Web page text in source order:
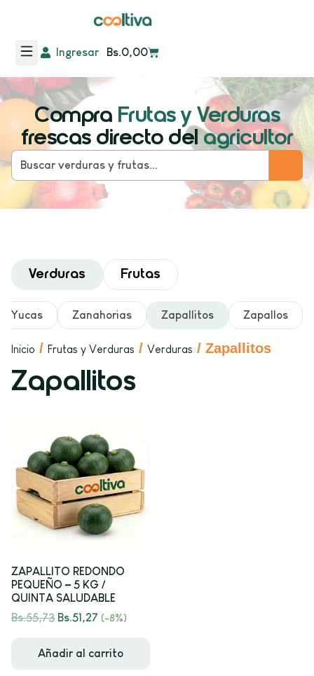
Ingresar Bs.0,00
Compra Frutas y Verduras
frescas directo del agricultor
Verduras Frutas
Yucas Zanahorias Zapallitos Zapallos
Inicio / Frutas y Verduras / Verduras / Zapallitos
Zapallitos
ZAPALLITO REDONDO
PEQUEÑO – 5 KG /
QUINTA SALUDABLE
Bs.55,73 Bs.51,27 (-8%)
Añadir al carrito